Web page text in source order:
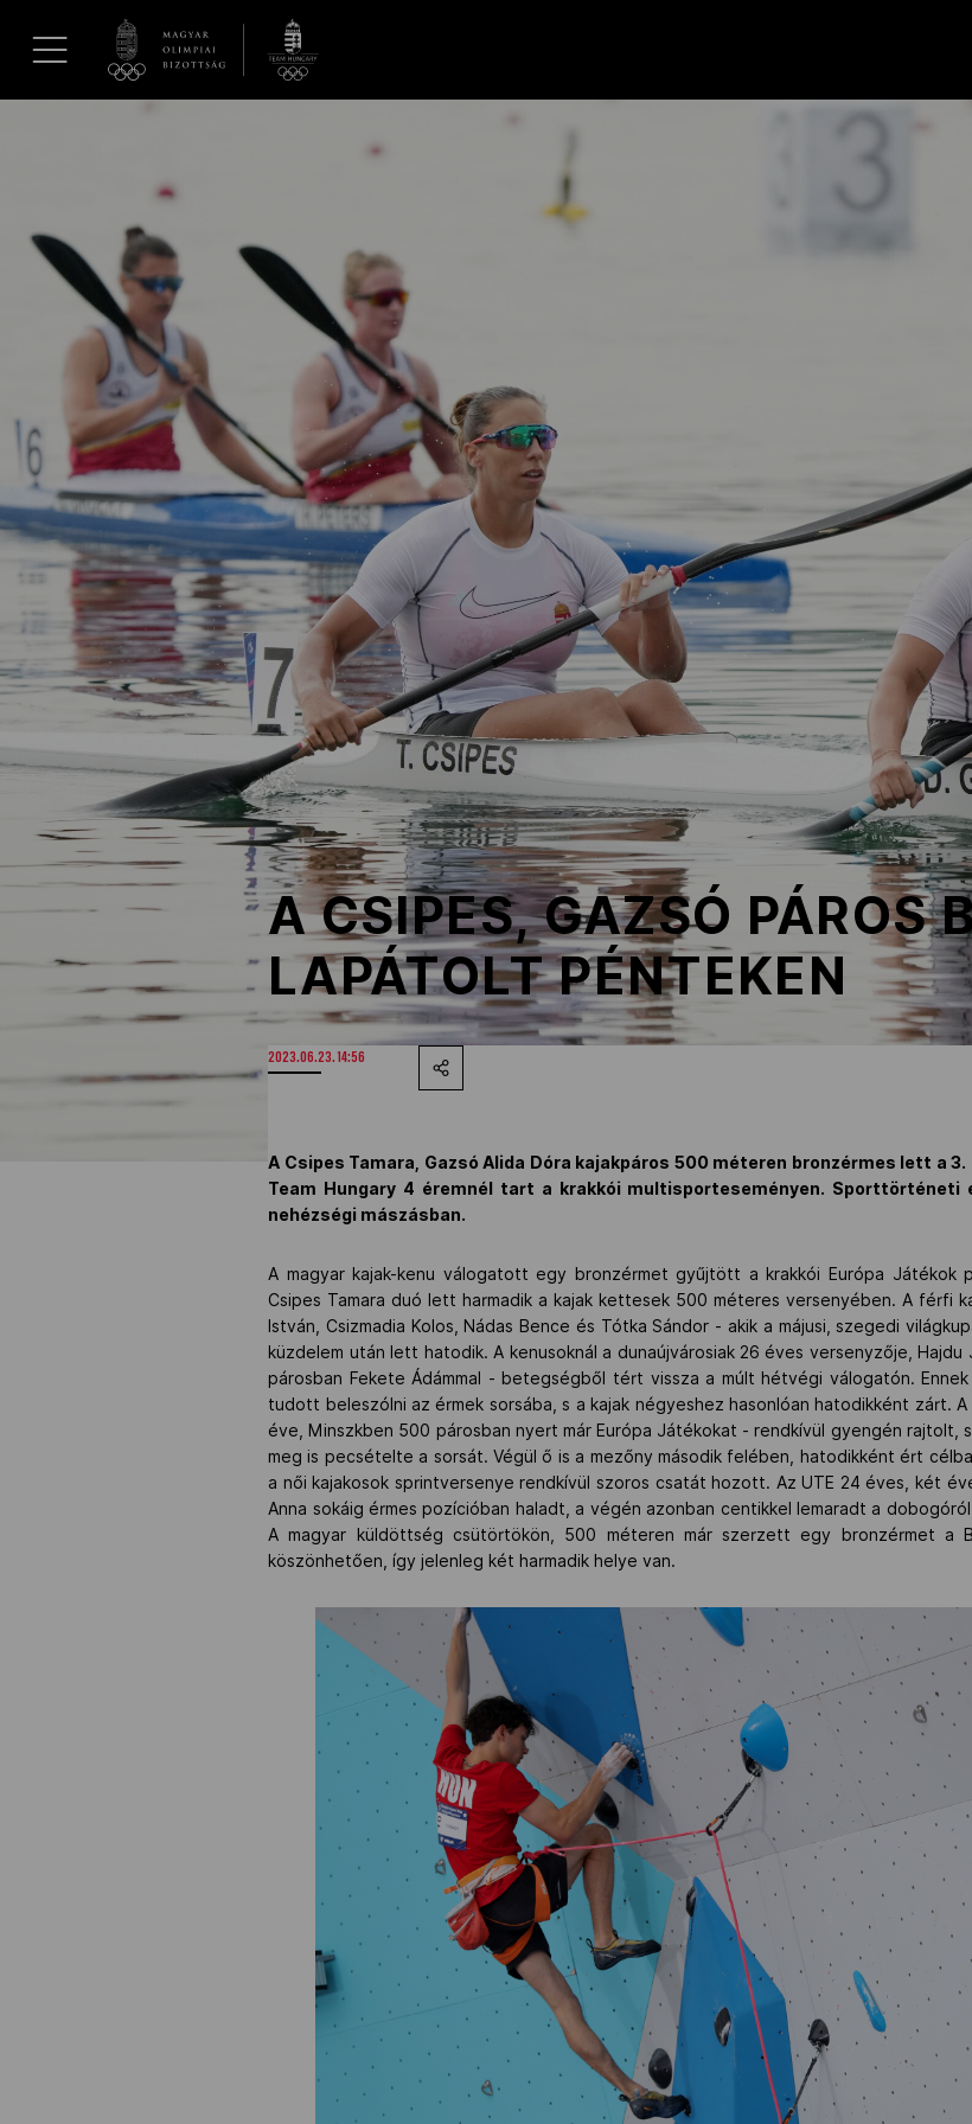
Dakar 2026
Los Angeles 2028
MOB
Kettőskarrier-program
NOB
Társszervezetek
OVEP
Adatbank
A CSIPES, GAZSÓ PÁROS
LAPÁTOLT PÉNTEKEN
2023.06.23. 14:56
A Csipes Tamara, Gazsó Alida Dóra kajakpáros 500 méteren bronzérmes lett a
Team Hungary 4 éremnél tart a krakkói multisporteseményen. Sporttörténeti
nehézségi mászásban.
A magyar kajak-kenu válogatott egy bronzérmet gyűjtött a krakkói Európa Játékok
Csipes Tamara duó lett harmadik a kajak kettesek 500 méteres versenyében. A férfi
István, Csizmadia Kolos, Nádas Bence és Tótka Sándor - akik a májusi, szegedi
küzdelem után lett hatodik. A kenusoknál a dunaújvárosiak 26 éves versenyzője,
párosban Fekete Ádámmal - betegségből tért vissza a múlt hétvégi válogatón.
tudott beleszólni az érmek sorsába, s a kajak négyeshez hasonlóan hatodikként zárt. A
éve, Minszkben 500 párosban nyert már Európa Játékokat - rendkívül gyengén
meg is pecsételte a sorsát. Végül ő is a mezőny második felében, hatodikként ért
a női kajakosok sprintversenye rendkívül szoros csatát hozott. Az UTE 24 éves, két
Anna sokáig érmes pozícióban haladt, a végén azonban centikkel lemaradt a
A magyar küldöttség csütörtökön, 500 méteren már szerzett egy bronzérmet a
köszönhetően, így jelenleg két harmadik helye van.